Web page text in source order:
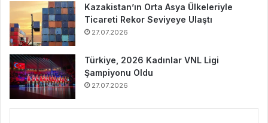
Kazakistan’ın Orta Asya Ülkeleriyle
Ticareti Rekor Seviyeye Ulaştı
27.07.2026
Türkiye, 2026 Kadınlar VNL Ligi
Şampiyonu Oldu
27.07.2026